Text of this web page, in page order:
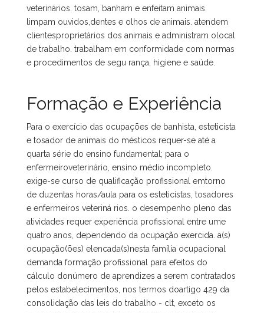
veterinários. tosam, banham e enfeitam animais.
limpam ouvidos,dentes e olhos de animais. atendem
clientesproprietários dos animais e administram olocal
de trabalho. trabalham em conformidade com normas
e procedimentos de segu rança, higiene e saúde.
Formação e Experiência
Para o exercício das ocupações de banhista, esteticista
e tosador de animais do mésticos requer-se até a
quarta série do ensino fundamental; para o
enfermeiroveterinário, ensino médio incompleto.
exige-se curso de qualificação profissional emtorno
de duzentas horas/aula para os esteticistas, tosadores
e enfermeiros veteriná rios. o desempenho pleno das
atividades requer experiência profissional entre ume
quatro anos, dependendo da ocupação exercida. a(s)
ocupação(ões) elencada(s)nesta família ocupacional
demanda formação profissional para efeitos do
cálculo donúmero de aprendizes a serem contratados
pelos estabelecimentos, nos termos doartigo 429 da
consolidação das leis do trabalho - clt, exceto os